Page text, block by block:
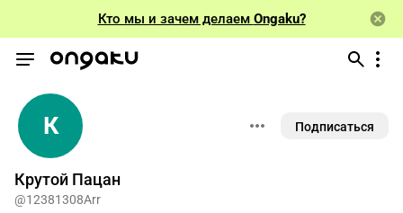
Кто мы и зачем делаем Ongaku?
К
Крутой Пацан
Подписаться
@12381308Arr